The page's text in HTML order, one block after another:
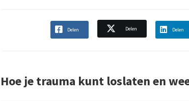
Delen Delen Delen
Hoe je trauma kunt loslaten en